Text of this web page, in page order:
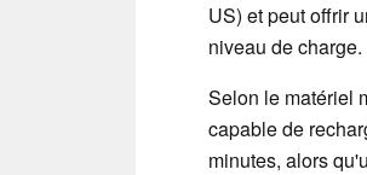
US) et peut offrir
niveau de charge.
Selon le matériel
capable de
minutes, alors